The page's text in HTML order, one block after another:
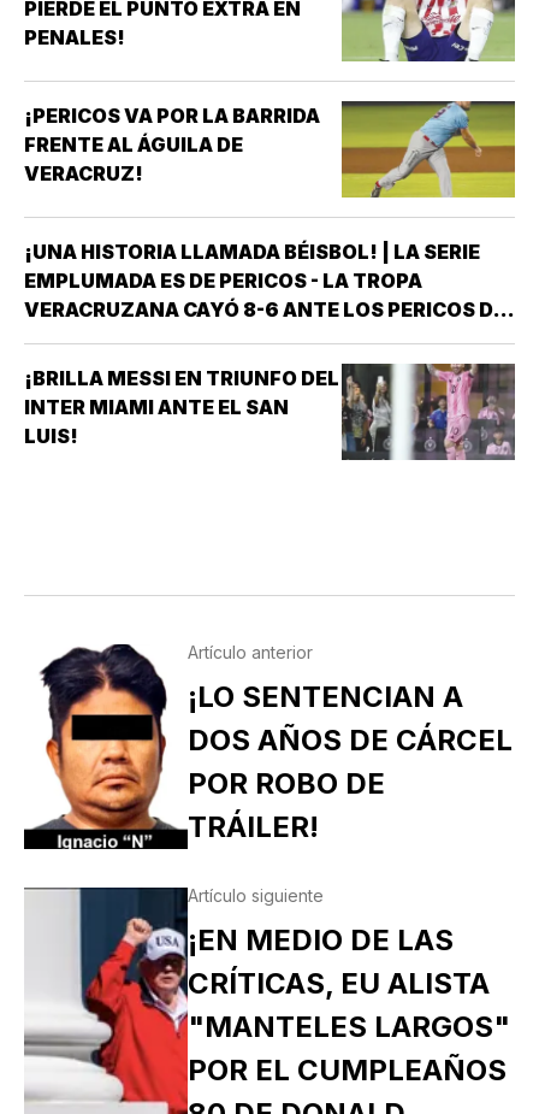
PIERDE EL PUNTO EXTRA EN
PENALES!
¡PERICOS VA POR LA BARRIDA
FRENTE AL ÁGUILA DE
VERACRUZ!
¡UNA HISTORIA LLAMADA BÉISBOL! | LA SERIE
EMPLUMADA ES DE PERICOS - LA TROPA
VERACRUZANA CAYÓ 8-6 ANTE LOS PERICOS DE
PUEBLA EN EL SEGUNDO JUEGO DE LA ÚLTIMA
SERIE DE LA TEMPORADA REGULAR EN EL
ESTADIO HERMANOS SERDÁN, CON LO QUE LOS
POBLANOS…
¡BRILLA MESSI EN TRIUNFO DEL
INTER MIAMI ANTE EL SAN
LUIS!
Artículo anterior
¡LO SENTENCIAN A
DOS AÑOS DE CÁRCEL
POR ROBO DE
TRÁILER!
Artículo siguiente
¡EN MEDIO DE LAS
CRÍTICAS, EU ALISTA
"MANTELES LARGOS"
POR EL CUMPLEAÑOS